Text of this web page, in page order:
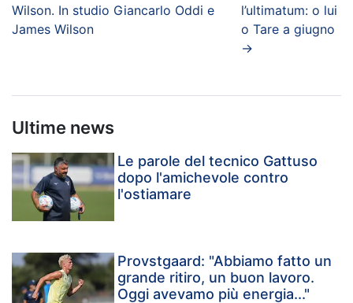
Wilson. In studio Giancarlo Oddi e
James Wilson
l’ultimatum: o lui
o Tare a giugno
→
Ultime news
Le parole del tecnico Gattuso
dopo l'amichevole contro
l'ostiamare
Provstgaard: "Abbiamo fatto un
grande ritiro, un buon lavoro.
Oggi avevamo più energia..."